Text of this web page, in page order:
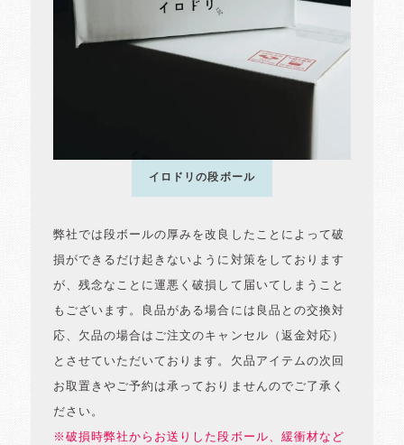
イロドリの段ボール
弊社では段ボールの厚みを改良したことによって破
損ができるだけ起きないように対策をしております
が、残念なことに運悪く破損して届いてしまうこと
もございます。良品がある場合には良品との交換対
応、欠品の場合はご注文のキャンセル（返金対応）
とさせていただいております。欠品アイテムの次回
お取置きやご予約は承っておりませんのでご了承く
ださい。
※破損時弊社からお送りした段ボール、緩衝材など